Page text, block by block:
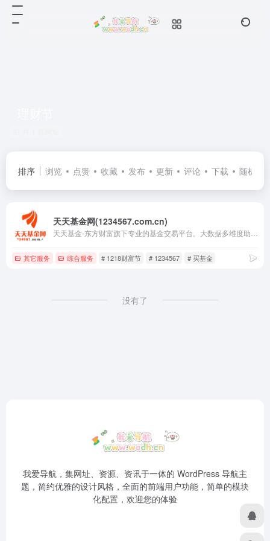
排序 浏览 点赞 收藏 发布 更新 评论 下载 随机
天天基金网(1234567.com.cn)
其它服务 综合服务 # 1218财富节 # 1234567 # 买基金
没有了
我爱导航，集网址、资源、资讯于一体的 WordPress 导航主
题，简约优雅的设计风格，全面的前端用户功能，简单的模块
化配置，欢迎您的体验